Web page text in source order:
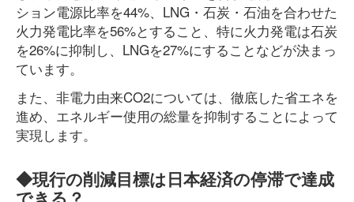
ション電源比率を44%、LNG・石炭・石油を合わせた
火力発電比率を56%とすること、特に火力発電は石炭
を26%に抑制し、LNGを27%にすることなどが決まっ
ています。
また、非電力由来CO2については、徹底した省エネを
進め、エネルギー使用の総量を抑制することによって
実現します。
◆現行の削減目標は日本経済の停滞で達成